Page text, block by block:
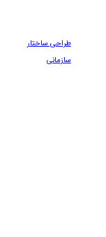
طراحی ساختار
سازمانی